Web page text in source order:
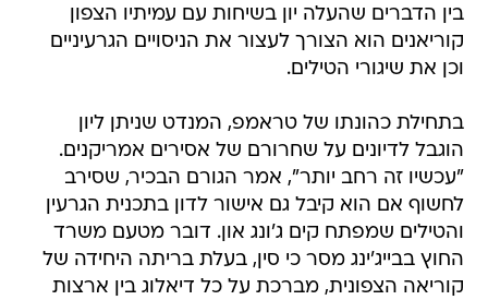
בין הדברים שהעלה יון בשיחות עם עמיתיו הצפון
קוריאנים הוא הצורך לעצור את הניסויים הגרעיניים
וכן את שיגורי הטילים.
בתחילת כהונתו של טראמפ, המנדט שניתן ליון
הוגבל לדיונים על שחרורם של אסירים אמריקנים.
"עכשיו זה רחב יותר", אמר הגורם הבכיר, שסירב
לחשוף אם הוא קיבל גם אישור לדון בתכנית הגרעין
והטילים שמפתח קים ג'ונג און. דובר מטעם משרד
החוץ בבייג'ינג מסר כי סין, בעלת בריתה היחידה של
קוריאה הצפונית, מברכת על כל דיאלוג בין ארצות